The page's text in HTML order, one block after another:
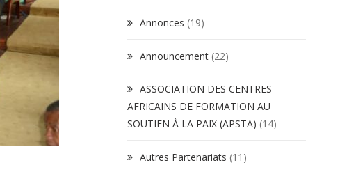
Annonces (19)
Announcement(22)
ASSOCIATION DES CENTRES
AFRICAINS DE FORMATION AU
SOUTIEN À LA PAIX (APSTA) (14)
Autres Partenariats (11)